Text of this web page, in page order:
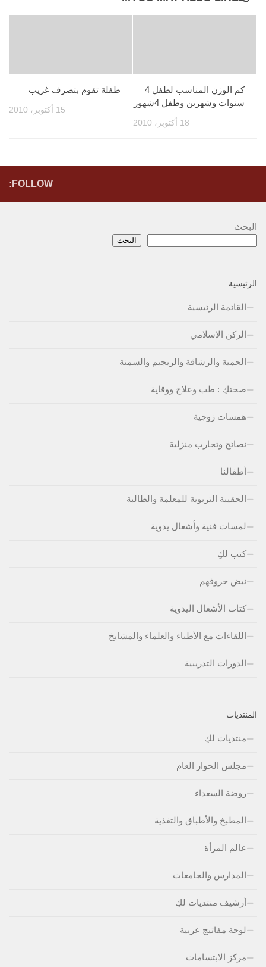
طفلة تقوم بتصرف غريب
15 أكتوبر، 2010
كم الوزن المناسب لطفل 4
سنوات وشهرين وطفل 4شهور
18 أكتوبر، 2010
FOLLOW:
البحث
البحث
الرئيسية
القائمة الرئيسية
الركن الإسلامي
الحمية والرشاقة والريجيم والسمنة
صحتكِ : طب وعلاج ووقاية
همسات زوجية
نصائح وتجارب منزلية
أطفالنا
الحقيبة التربوية للمعلمة والطالبة
لمسات فنية وأشغال يدوية
كتب لكِ
نبض حروفهم
كتاب الأشغال اليدوية
اللقاءات مع الأطباء والعلماء والمشايخ
الدورات التدريبية
المنتديات
منتديات لكِ
مجلس الحوار العام
روضة السعداء
المطبخ والأطباق والتغذية
عالم المرأة
المدارس والجامعات
أرشيف منتديات لكِ
لوحة مفاتيج عربية
مركز الابتسامات